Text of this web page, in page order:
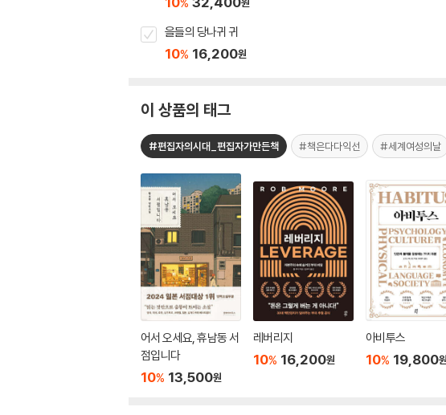
을들의 당나귀 귀
10% 16,200원
이 상품의 태그
#편집자의시대_편집자가만든책 #책은다다익선 #세계여성의날
어서 오세요, 휴남동 서
점입니다
10% 13,500원
레버리지
10% 16,200원
아비투스
10% 19,800원